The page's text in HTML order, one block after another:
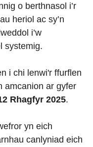
o berthnasol i’r
heriol ac sy’n
i’w
systemig.
i chi lenwi'r ffurflen
amcanion ar gyfer
Rhagfyr 2025.
yn eich
canlyniad eich